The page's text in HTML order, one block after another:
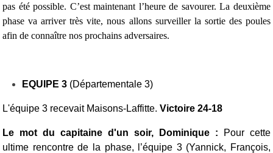
pas été possible. C’est maintenant l’heure de savourer. La deuxième
phase va arriver très vite, nous allons surveiller la sortie des poules
afin de connaître nos prochains adversaires.
EQUIPE 3 (Départementale 3)
L'équipe 3 recevait Maisons-Laffitte. Victoire 24-18
Le mot du capitaine d'un soir, Dominique :
Pour cette
ultime rencontre de la phase, l’équipe 3 (Yannick, François,